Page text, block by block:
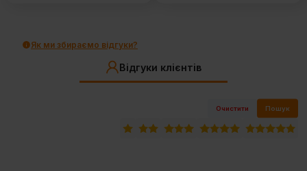
Як ми збираємо відгуки?
Відгуки клієнтів
Очистити Пошук